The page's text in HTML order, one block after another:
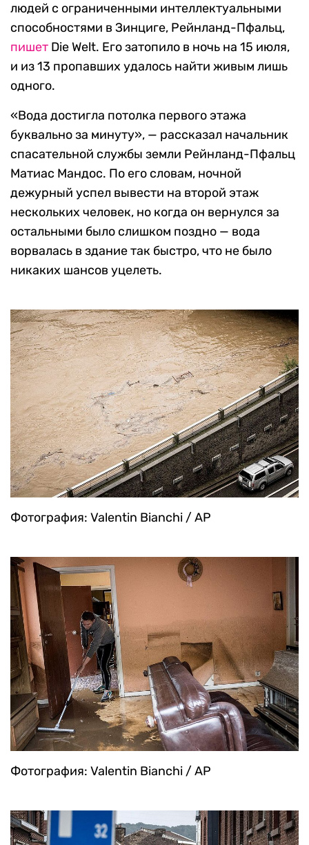
людей с ограниченными интеллектуальными
способностями в Зинциге, Рейнланд-Пфальц,
пишет Die Welt. Его затопило в ночь на 15 июля,
и из 13 пропавших удалось найти живым лишь
одного.
«Вода достигла потолка первого этажа
буквально за минуту», — рассказал начальник
спасательной службы земли Рейнланд-Пфальц
Матиас Мандос. По его словам, ночной
дежурный успел вывести на второй этаж
нескольких человек, но когда он вернулся за
остальными было слишком поздно — вода
ворвалась в здание так быстро, что не было
никаких шансов уцелеть.
Фотография: Valentin Bianchi / AP
Фотография: Valentin Bianchi / AP